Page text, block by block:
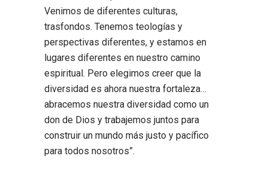
Venimos de diferentes culturas,
trasfondos. Tenemos teologías y
perspectivas diferentes, y estamos en
lugares diferentes en nuestro camino
espiritual. Pero elegimos creer que la
diversidad es ahora nuestra fortaleza…
abracemos nuestra diversidad como un
don de Dios y trabajemos juntos para
construir un mundo más justo y pacífico
para todos nosotros”.